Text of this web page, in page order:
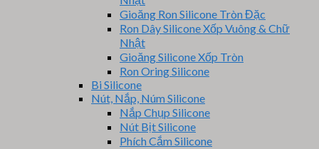
Gioăng Ron Silicone Tròn Đặc
Ron Dây Silicone Xốp Vuông & Chữ
Nhật
Gioăng Silicone Xốp Tròn
Ron Oring Silicone
Bi Silicone
Nút, Nắp, Núm Silicone
Nắp Chụp Silicone
Nút Bịt Silicone
Phích Cắm Silicone